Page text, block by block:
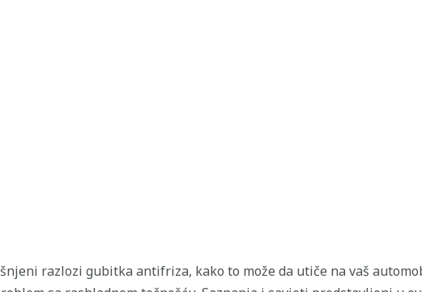
razlozi gubitka antifriza, kako to može da utiče na vaš